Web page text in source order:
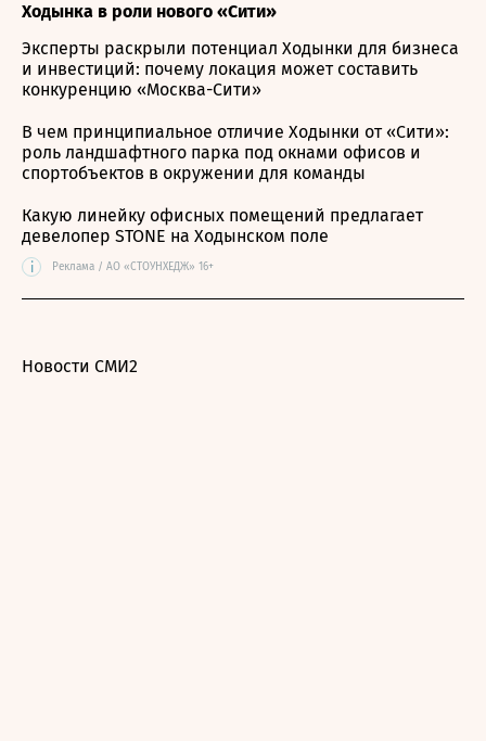
Ходынка в роли нового «Сити»
Эксперты раскрыли потенциал Ходынки для бизнеса
и инвестиций: почему локация может составить
конкуренцию «Москва-Сити»
В чем принципиальное отличие Ходынки от «Сити»:
роль ландшафтного парка под окнами офисов и
спортобъектов в окружении для команды
Какую линейку офисных помещений предлагает
девелопер STONE на Ходынском поле
i Реклама / АО «СТОУНХЕДЖ» 16+
Новости СМИ2